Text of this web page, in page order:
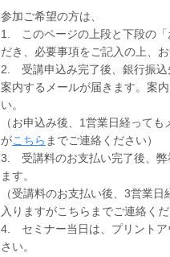
参加ご希望の方は、
1. このページの上段と下段の「
だき、必要事項をご記入の上、
2. 受講申込み完了後、銀行振込
案内するメールが届きます。案
い。
（お申込み後、1営業日経って
がこちら までご連絡ください）
3. 受講料のお支払い完了後、弊
ます。
（受講料のお支払い後、3営業
入りますがこちらまでご連絡く
4. セミナー当日は、プリントア
さい。